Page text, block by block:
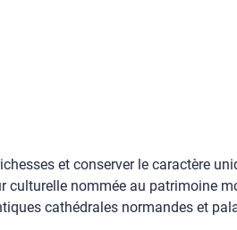
et conserver le caractère
nommée au patrimoine
cathédrales normandes et